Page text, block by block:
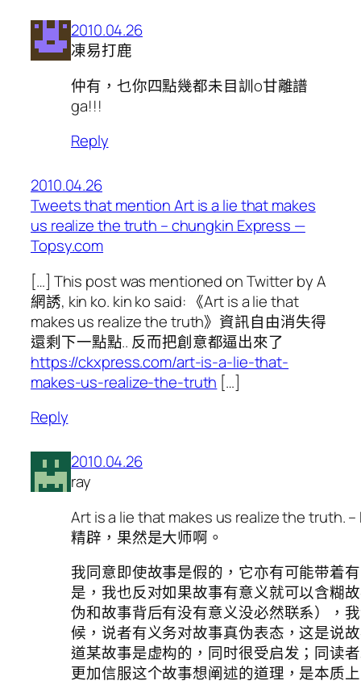
2010.04.26
凍易打鹿
仲有，乜你四點幾都未目訓o甘離譜
ga!!!
Reply
2010.04.26
Tweets that mention Art is a lie that makes
us realize the truth – chungkin Express —
Topsy.com
[…] This post was mentioned on Twitter by A
網誘, kin ko. kin ko said: 《Art is a lie that
makes us realize the truth》資訊自由消失得
還剩下一點點.. 反而把創意都逼出來了
https://ckxpress.com/art-is-a-lie-that-
makes-us-realize-the-truth […]
Reply
2010.04.26
ray
Art is a lie that makes us realize the truth. –
精辟，果然是大师啊。
我同意即使故事是假的，它亦有可能带着
是，我也反对如果故事有意义就可以含糊
伪和故事背后有没有意义没必然联系），
候，说者有义务对故事真伪表态，这是说
道某故事是虚构的，同时很受启发；同读
更加信服这个故事想阐述的道理，是本质